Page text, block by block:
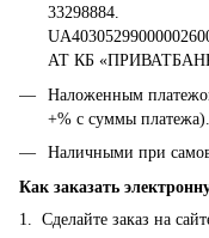
33298884.
АТ КБ
Наложенным
+% с суммы платежа).
Наличными при
Как заказать
1. Сделайте заказ на